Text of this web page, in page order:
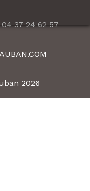
04 37 24 62 57
2026